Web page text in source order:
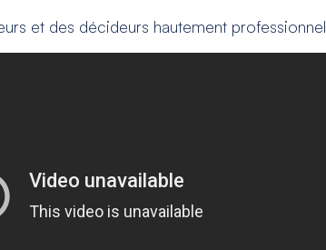
et des décideurs hautement